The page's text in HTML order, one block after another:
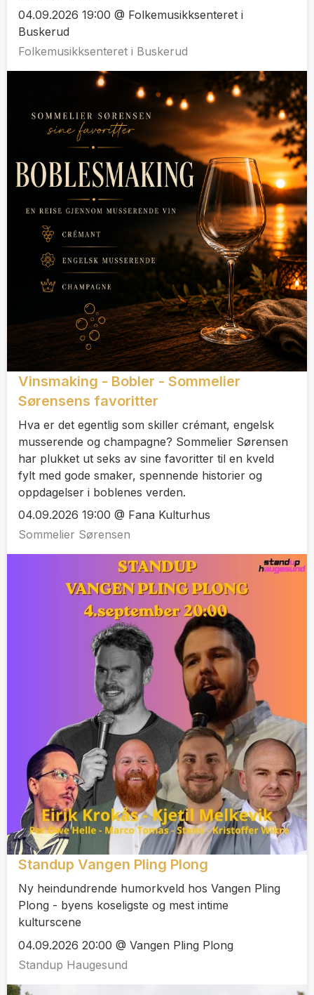
04.09.2026 19:00 @ Folkemusikksenteret i
Buskerud
Folkemusikksenteret i Buskerud
Vinsmaking - Bobler - Sommelier
Sørensens favoritter
Hva er det egentlig som skiller crémant, engelsk
musserende og champagne? Sommelier Sørensen
har plukket ut seks av sine favoritter til en kveld
fylt med gode smaker, spennende historier og
oppdagelser i boblenes verden.
04.09.2026 19:00 @ Fana Kulturhus
Sommelier Sørensen
Standup Vangen Pling Plong
Ny heindundrende humorkveld hos Vangen Pling
Plong - byens koseligste og mest intime
kulturscene
04.09.2026 20:00 @ Vangen Pling Plong
Standup Haugesund